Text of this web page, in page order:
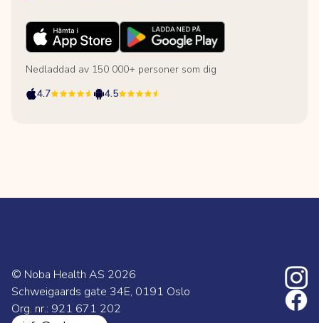
Nedladdad av 150 000+ personer som dig
4.7
4.5
© Noba Health AS 2026
Schweigaards gate 34E, 0191 Oslo
Org. nr.: 921 671 202